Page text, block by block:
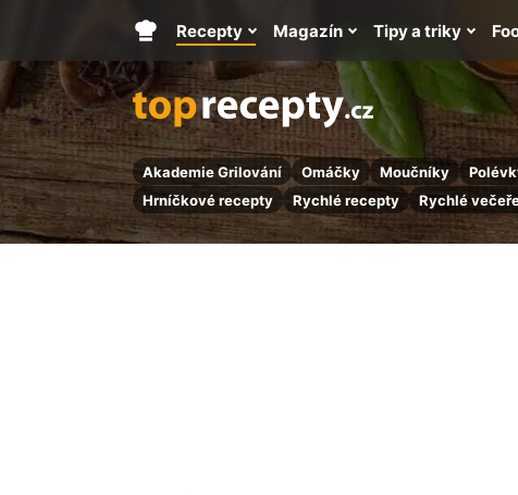
Akademie Grilování Omáčky Moučníky
Hrníčkové recepty
Rychlé recepty Rychlé
Hlavní
stránka
Recepty Magazín Tipy a triky